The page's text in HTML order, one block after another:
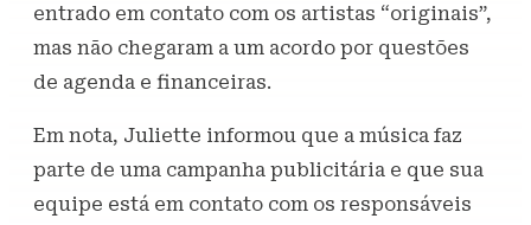
entrado em contato com os artistas “originais”,
mas não chegaram a um acordo por questões
de agenda e financeiras.
Em nota, Juliette informou que a música faz
parte de uma campanha publicitária e que sua
equipe está em contato com os responsáveis